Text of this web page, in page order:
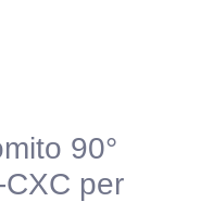
90°
per